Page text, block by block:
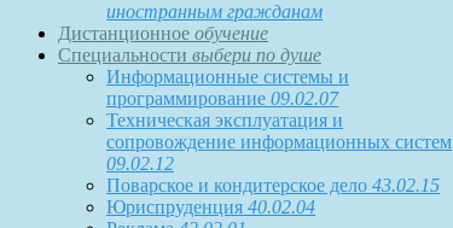
иностранным гражданам
Дистанционное обучение
Специальности выбери по душе
Информационные системы и
программирование 09.02.07
Техническая эксплуатация и
сопровождение информационных систем
09.02.12
Поварское и кондитерское дело 43.02.15
Юриспруденция 40.02.04